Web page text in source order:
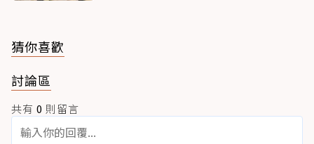
猜你喜歡
討論區
共有 0 則留言